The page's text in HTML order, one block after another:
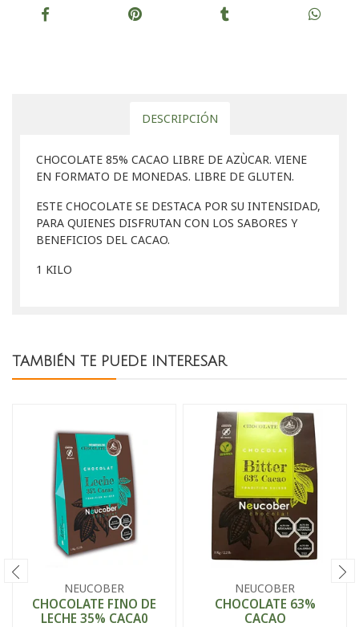
DESCRIPCIÓN
CHOCOLATE 85% CACAO LIBRE DE AZÙCAR. VIENE
EN FORMATO DE MONEDAS. LIBRE DE GLUTEN.
ESTE CHOCOLATE SE DESTACA POR SU INTENSIDAD,
PARA QUIENES DISFRUTAN CON LOS SABORES Y
BENEFICIOS DEL CACAO.
1 KILO
TAMBIÉN TE PUEDE INTERESAR
NEUCOBER
CHOCOLATE FINO DE
LECHE 35% CACA0
NEUCOBER
CHOCOLATE 63%
CACAO